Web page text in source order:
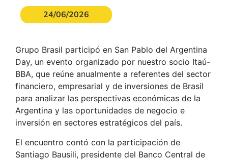
24/06/2026
Grupo Brasil participó en San Pablo del Argentina
Day, un evento organizado por nuestro socio Itaú-
BBA, que reúne anualmente a referentes del sector
financiero, empresarial y de inversiones de Brasil
para analizar las perspectivas económicas de la
Argentina y las oportunidades de negocio e
inversión en sectores estratégicos del país.
El encuentro contó con la participación de
Santiago Bausili, presidente del Banco Central de